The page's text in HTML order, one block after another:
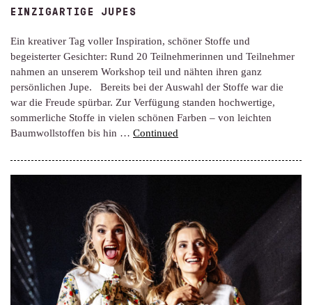
EINZIGARTIGE JUPES
Ein kreativer Tag voller Inspiration, schöner Stoffe und
begeisterter Gesichter: Rund 20 Teilnehmerinnen und Teilnehmer
nahmen an unserem Workshop teil und nähten ihren ganz
persönlichen Jupe. Bereits bei der Auswahl der Stoffe war die
war die Freude spürbar. Zur Verfügung standen hochwertige,
sommerliche Stoffe in vielen schönen Farben – von leichten
Baumwollstoffen bis hin … Continued